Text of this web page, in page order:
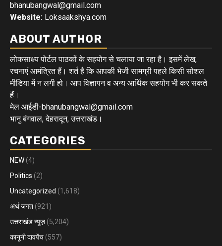
bhanubangwal@gmail.com
Website: Loksaakshya.com
ABOUT AUTHOR
लोकसाक्ष्य पोर्टल पाठकों के सहयोग से चलाया जा रहा है। इसमें लेख,
रचनाएं आमंत्रित हैं। शर्त है कि आपकी भेजी सामग्री पहले किसी सोशल
मीडिया में न लगी हो। आप विज्ञापन व अन्य आर्थिक सहयोग भी कर सकते
हैं।
मेल आईडी-bhanubangwal@gmail.com
भानु बंगवाल, देहरादून, उत्तराखंड।
CATEGORIES
NEW (4)
Politics (2)
Uncategorized (1,618)
अर्थ जगत (921)
उत्तराखंड न्यूज़ (5,204)
कानूनी दावपेंच (557)